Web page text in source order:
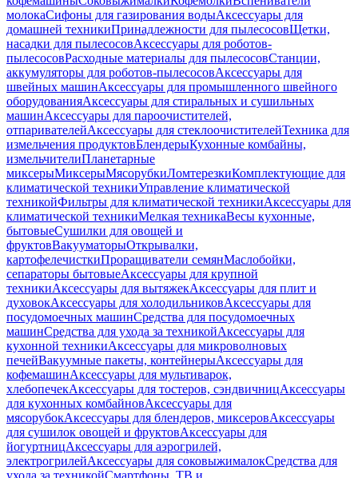
молокаСифоны для газирования водыАксессуары для
домашней техникиПринадлежности для пылесосовЩетки,
насадки для пылесосовАксессуары для роботов-
пылесосовРасходные материалы для пылесосовСтанции,
аккумуляторы для роботов-пылесосовАксессуары для
швейных машинАксессуары для промышленного швейного
оборудованияАксессуары для стиральных и сушильных
машинАксессуары для пароочистителей,
отпаривателейАксессуары для стеклоочистителейТехника для
измельчения продуктовБлендерыКухонные комбайны,
измельчителиПланетарные
миксерыМиксерыМясорубкиЛомтерезкиКомплектующие для
климатической техникиУправление климатической
техникойФильтры для климатической техникиАксессуары для
климатической техникиМелкая техникаВесы кухонные,
бытовыеСушилки для овощей и
фруктовВакууматорыОткрывалки,
картофелечисткиПроращиватели семянМаслобойки,
сепараторы бытовыеАксессуары для крупной
техникиАксессуары для вытяжекАксессуары для плит и
духовокАксессуары для холодильниковАксессуары для
посудомоечных машинСредства для посудомоечных
машинСредства для ухода за техникойАксессуары для
кухонной техникиАксессуары для микроволновых
печейВакуумные пакеты, контейнерыАксессуары для
кофемашинАксессуары для мультиварок,
хлебопечекАксессуары для тостеров, сэндвичницАксессуары
для кухонных комбайновАксессуары для
мясорубокАксессуары для блендеров, миксеровАксессуары
для сушилок овощей и фруктовАксессуары для
йогуртницАксессуары для аэрогрилей,
электрогрилейАксессуары для соковыжималокСредства для
ухода за техникойСмартфоны, ТВ и